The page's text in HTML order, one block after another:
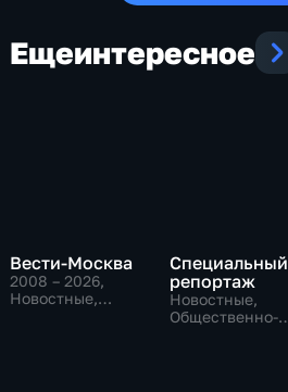
Ещеинтересное
Вести-Москва
2008 – 2026,
Новостные,
Специальный
репортаж
Новостные,
Общественно-